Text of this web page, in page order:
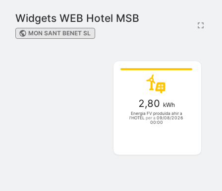
Widgets WEB Hotel MSB
MON SANT BENET SL
2,80 kWh
Energia FV produïda ahir a
l'HOTEL per a 09/08/2026
00:00